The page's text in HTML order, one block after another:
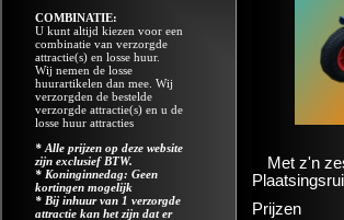
COMBINATIE:
U kunt altijd kiezen voor een
combinatie van verzorgde
attractie(s) en losse huur.
Wij nemen de losse
huurartikelen dan mee. Wij
verzorgden de bestelde
verzorgde attractie(s) en u de
losse huur attracties
* Alle prijzen op deze website
zijn exclusief BTW.
* Koninginnedag: Geen
kortingen mogelijk
* Bij inhuur van 1 verzorgde
attractie kan het zijn dat er
Met z'n
Prijzen